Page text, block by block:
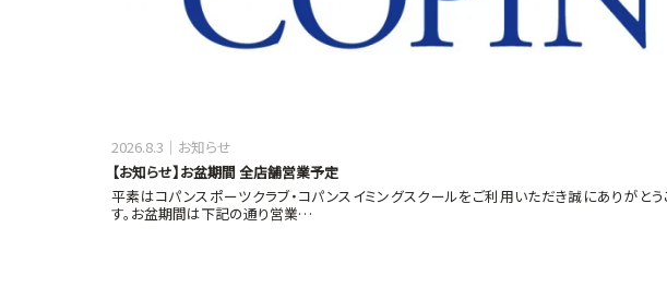
【お知らせ】お盆期間 全店舗営業予定
2026.8.3 お知らせ
平素はコパンスポーツクラブ・コパンスイミングスクールをご利用いただき誠にありがとう
す。お盆期間は下記の通り営業…